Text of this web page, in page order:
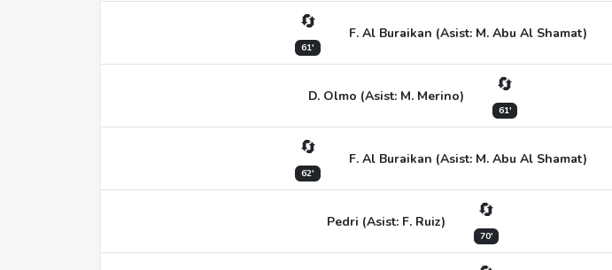
🔄
61'
F. Al Buraikan (Asist: M. Abu Al Shamat)
D. Olmo (Asist: M. Merino) 🔄
61'
🔄
62'
F. Al Buraikan (Asist: M. Abu Al Shamat)
Pedri (Asist: F. Ruiz) 🔄
70'